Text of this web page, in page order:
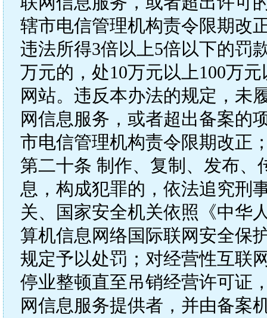
辖市电信管理机构责令限期改
违法所得3倍以上5倍以下的罚
万元的，处10万元以上100万
网站。违反本办法的规定，未
网信息服务，或者超出备案的
市电信管理机构责令限期改正
第二十条 制作、复制、发布
息，构成犯罪的，依法追究刑
关、国家安全机关依照《中华
算机信息网络国际联网安全保
规定予以处罚；对经营性互联
停业整顿直至吊销经营许可证
网信息服务提供者，并由备案